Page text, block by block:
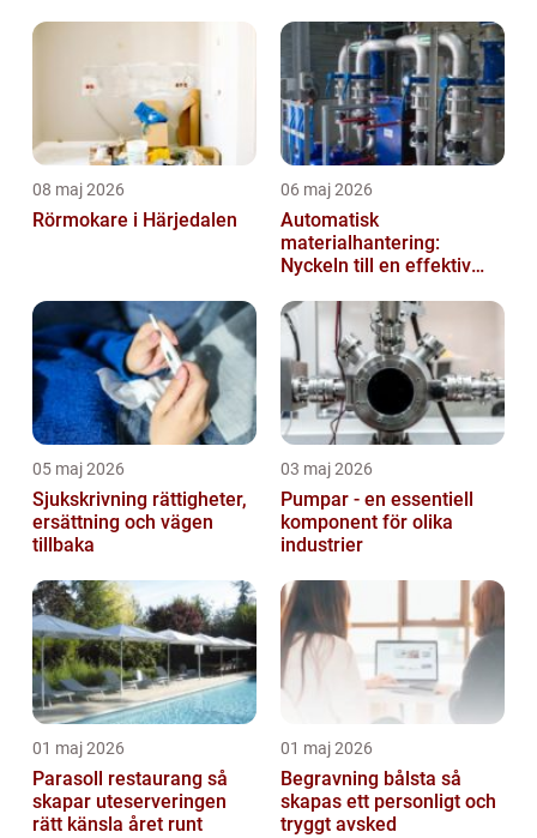
08 maj 2026
Rörmokare i Härjedalen
06 maj 2026
Automatisk
materialhantering:
Nyckeln till en effektiv
05 maj 2026
Sjukskrivning rättigheter,
ersättning och vägen
tillbaka
03 maj 2026
Pumpar - en essentiell
komponent för olika
industrier
01 maj 2026
Parasoll restaurang så
skapar uteserveringen
rätt känsla året runt
01 maj 2026
Begravning bålsta så
skapas ett personligt och
tryggt avsked